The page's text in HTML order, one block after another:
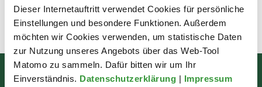
Dieser Internetauftritt verwendet Cookies für persönliche
Einstellungen und besondere Funktionen. Außerdem
möchten wir Cookies verwenden, um statistische Daten
zur Nutzung unseres Angebots über das Web-Tool
Matomo zu sammeln. Dafür bitten wir um Ihr
Einverständnis. Datenschutzerklärung | Impressum
Zuletzt aktualisiert am: 05.08.2026
Bürgerinformation